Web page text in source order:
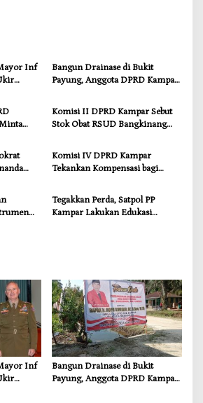
Inf
Bangun Drainase di Bukit
Payung, Anggota DPRD Kampar
Infrastruktur yang Menyentuh
Kebutuhan Dasar
Dihati
Komisi II DPRD Kampar Sebut
Stok Obat RSUD Bangkinang
Komisi IV DPRD Kampar
Tekankan Kompensasi bagi
Tegakkan Perda, Satpol PP
Kampar Lakukan Edukasi
Inf
Bangun Drainase di Bukit
Payung, Anggota DPRD Kampar